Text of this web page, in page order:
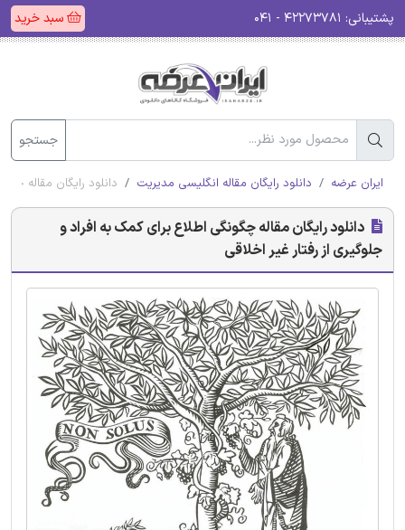
پشتیبانی: سبد خرید
جستجو
ایران عرضه دانلود رایگان مقاله انگلیسی مدیریت دانلود رایگان مقاله
دانلود رایگان مقاله چگونگی اطلاع برای کمک به افراد و
جلوگیری از رفتار غیر اخلاقی